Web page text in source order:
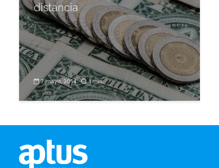
distancia
7 mayo, 2014 1 min.